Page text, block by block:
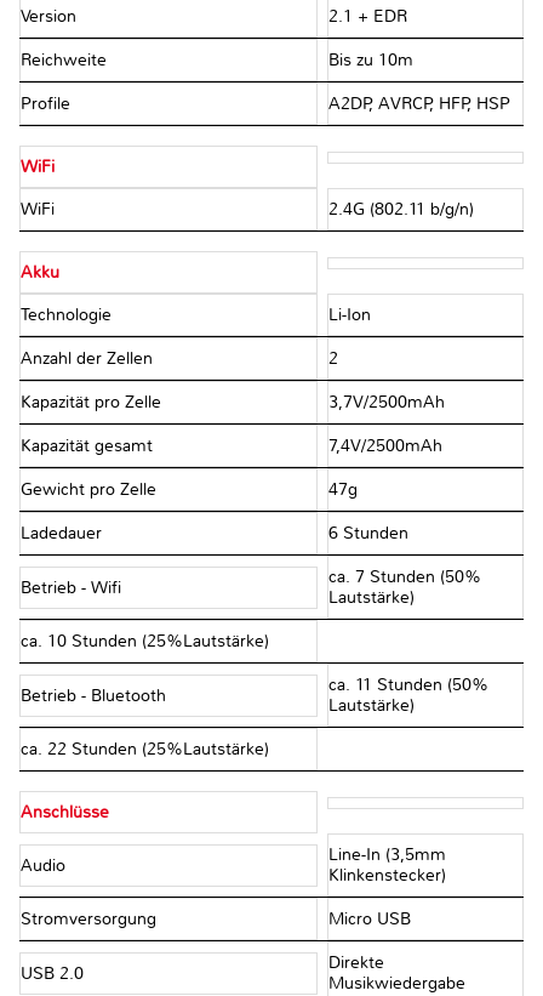
Version 2.1 + EDR
Reichweite Bis zu 10m
Profile A2DP, AVRCP, HFP, HSP
WiFi
WiFi 2.4G (802.11 b/g/n)
Akku
Technologie Li-Ion
Anzahl der Zellen 2
Kapazität pro Zelle 3,7V/2500mAh
Kapazität gesamt 7,4V/2500mAh
Gewicht pro Zelle 47g
Ladedauer 6 Stunden
Betrieb - Wifi
ca. 7 Stunden (50%
Lautstärke)
ca. 10 Stunden (25%Lautstärke)
Betrieb - Bluetooth
ca. 11 Stunden (50%
Lautstärke)
ca. 22 Stunden (25%Lautstärke)
Anschlüsse
Audio
Line-In (3,5mm
Klinkenstecker)
Stromversorgung Micro USB
USB 2.0
Direkte
Musikwiedergabe